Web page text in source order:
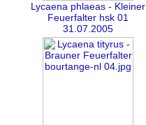
Lycaena phlaeas - Kleiner
Feuerfalter hsk 01
31.07.2005